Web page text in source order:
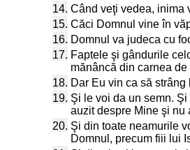
14. Când veţi vedea, inima
15. Căci Domnul vine în
16. Domnul va judeca cu
17. Faptele şi gândurile
mănâncă din carnea
18. Dar Eu vin ca să
19. Şi le voi da un semn.
auzit despre Mine şi nu
20. Şi din toate neamurile
Domnul, precum fiii lui